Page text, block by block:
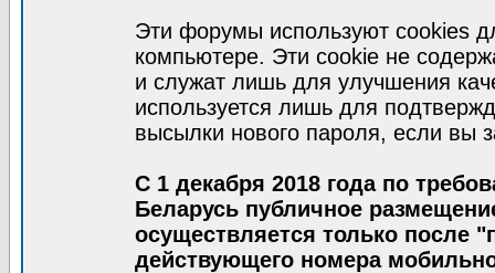
Эти форумы используют cookies
компьютере. Эти cookie не
и служат лишь для улучшения
используется лишь для
высылки нового пароля, если вы
С 1 декабря 2018 года по
Беларусь публичное
осуществляется только после
действующего номера